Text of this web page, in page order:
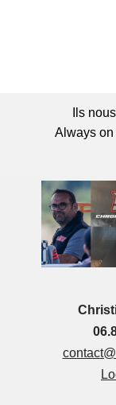
Ils
Always